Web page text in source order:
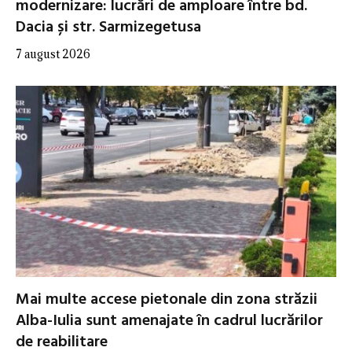
modernizare: lucrări de amploare între bd.
Dacia și str. Sarmizegetusa
7 august 2026
Mai multe accese pietonale din zona străzii
Alba-Iulia sunt amenajate în cadrul lucrărilor
de reabilitare